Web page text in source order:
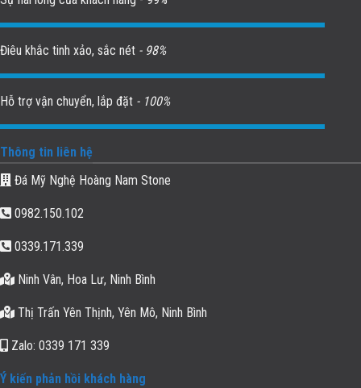
Điêu khắc tinh xảo, sắc nét - 98%
Hỗ trợ vận chuyển, lắp đặt - 100%
Thông tin liên hệ
Đá Mỹ Nghệ Hoàng Nam Stone
0982.150.102
0339.171.339
Ninh Vân, Hoa Lư, Ninh Bình
Thị Trấn Yên Thịnh, Yên Mô, Ninh Bình
Zalo: 0339 171 339
Ý kiến phản hồi khách hàng